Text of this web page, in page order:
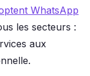
WhatsApp
les secteurs :
aux